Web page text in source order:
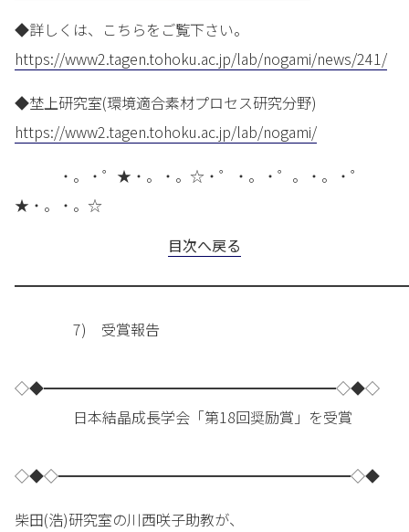
◆詳しくは、こちらをご覧下さい。
https://www2.tagen.tohoku.ac.jp/lab/nogami/news/241/
◆埜上研究室(環境適合素材プロセス研究分野)
https://www2.tagen.tohoku.ac.jp/lab/nogami/
・。・゜★・。・。☆・゜・。・゜。・。・゜
★・。・。☆
目次へ戻る
7) 受賞報告
◇◆━━━━━━━━━━━━━━━━━━━━◇◆◇
日本結晶成長学会「第18回奨励賞」を受賞
◇◆◇━━━━━━━━━━━━━━━━━━━━◇◆
柴田(浩)研究室の川西咲子助教が、